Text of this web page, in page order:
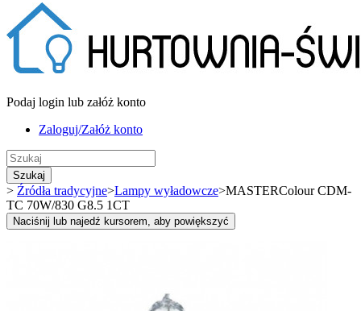
Podaj login lub załóż konto
Zaloguj/Załóż konto
Szukaj
> Źródła tradycyjne>Lampy wyładowcze>MASTERColour CDM-
TC 70W/830 G8.5 1CT
Naciśnij lub najedź kursorem, aby powiększyć